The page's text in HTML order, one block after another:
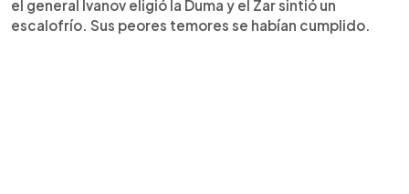
el general Ivanov eligió la Duma y el Zar sintió un
escalofrío. Sus peores temores se habían cumplido.